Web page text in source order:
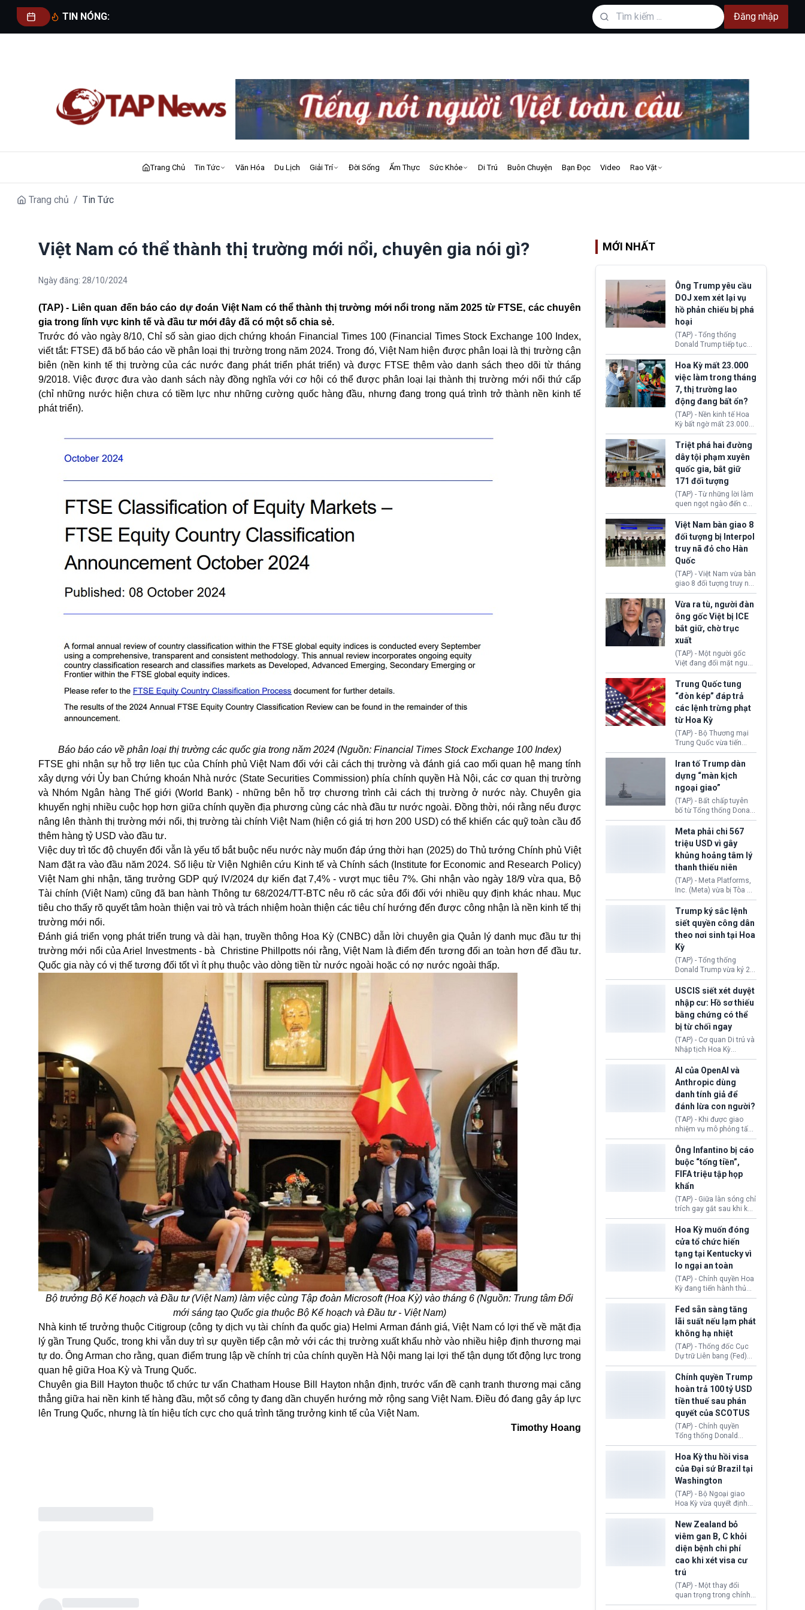
TIN NÓNG: Đăng nhập
Trang Chủ Tin Tức Văn Hóa Du Lịch Giải Trí Đời Sống Ẩm Thực Sức Khỏe Di Trú Buôn Chuyện Bạn Đọc Video Rao Vặt
Trang chủ / Tin Tức
Việt Nam có thể thành thị trường mới nổi, chuyên gia nói gì?
Ngày đăng: 28/10/2024
(TAP) - Liên quan đến báo cáo dự đoán Việt Nam có thể thành thị trường mới nổi trong năm 2025 từ FTSE, các chuyên
gia trong lĩnh vực kinh tế và đầu tư mới đây đã có một số chia sẻ.
Trước đó vào ngày 8/10, Chỉ số sàn giao dịch chứng khoán Financial Times 100 (Financial Times Stock Exchange 100 Index,
viết tắt: FTSE) đã bố báo cáo về phân loại thị trường trong năm 2024. Trong đó, Việt Nam hiện được phân loại là thị trường cận
biên (nền kinh tế thị trường của các nước đang phát triển phát triển) và được FTSE thêm vào danh sách theo dõi từ tháng
9/2018. Việc được đưa vào danh sách này đồng nghĩa với cơ hội có thể được phân loại lại thành thị trường mới nổi thứ cấp
(chỉ những nước hiện chưa có tiềm lực như những cường quốc hàng đầu, nhưng đang trong quá trình trở thành nền kinh tế
phát triển).
Báo báo cáo về phân loại thị trường các quốc gia trong năm 2024 (Nguồn: Financial Times Stock Exchange 100 Index)
FTSE ghi nhận sự hỗ trợ liên tục của Chính phủ Việt Nam đối với cải cách thị trường và đánh giá cao mối quan hệ mang tính
xây dựng với Ủy ban Chứng khoán Nhà nước (State Securities Commission) phía chính quyền Hà Nội, các cơ quan thị trường
và Nhóm Ngân hàng Thế giới (World Bank) - những bên hỗ trợ chương trình cải cách thị trường ở nước này. Chuyên gia
khuyến nghị nhiều cuộc họp hơn giữa chính quyền địa phương cùng các nhà đầu tư nước ngoài. Đồng thời, nói rằng nếu được
nâng lên thành thị trường mới nổi, thị trường tài chính Việt Nam (hiện có giá trị hơn 200 USD) có thể khiến các quỹ toàn cầu đổ
thêm hàng tỷ USD vào đầu tư.
Việc duy trì tốc độ chuyển đổi vẫn là yếu tố bắt buộc nếu nước này muốn đáp ứng thời hạn (2025) do Thủ tướng Chính phủ Việt
Nam đặt ra vào đầu năm 2024. Số liệu từ Viện Nghiên cứu Kinh tế và Chính sách (Institute for Economic and Research Policy)
Việt Nam ghi nhận, tăng trưởng GDP quý IV/2024 dự kiến đạt 7,4% - vượt mục tiêu 7%. Ghi nhận vào ngày 18/9 vừa qua, Bộ
Tài chính (Việt Nam) cũng đã ban hành Thông tư 68/2024/TT-BTC nêu rõ các sửa đổi đối với nhiều quy định khác nhau. Mục
tiêu cho thấy rõ quyết tâm hoàn thiện vai trò và trách nhiệm hoàn thiện các tiêu chí hướng đến được công nhận là nền kinh tế thị
trường mới nổi.
Đánh giá triển vọng phát triển trung và dài hạn, truyền thông Hoa Kỳ (CNBC) dẫn lời chuyên gia Quản lý danh mục đầu tư thị
trường mới nổi của Ariel Investments - bà Christine Phillpotts nói rằng, Việt Nam là điểm đến tương đối an toàn hơn để đầu tư.
Quốc gia này có vị thế tương đối tốt vì ít phụ thuộc vào dòng tiền từ nước ngoài hoặc có nợ nước ngoài thấp.
Bộ trưởng Bộ Kế hoạch và Đầu tư (Việt Nam) làm việc cùng Tập đoàn Microsoft (Hoa Kỳ) vào tháng 6 (Nguồn: Trung tâm Đổi
mới sáng tạo Quốc gia thuộc Bộ Kế hoạch và Đầu tư - Việt Nam)
Nhà kinh tế trưởng thuộc Citigroup (công ty dịch vụ tài chính đa quốc gia) Helmi Arman đánh giá, Việt Nam có lợi thế về mặt địa
lý gần Trung Quốc, trong khi vẫn duy trì sự quyền tiếp cận mở với các thị trường xuất khẩu nhờ vào nhiều hiệp định thương mại
tự do. Ông Arman cho rằng, quan điểm trung lập về chính trị của chính quyền Hà Nội mang lại lợi thế tận dụng tốt động lực trong
quan hệ giữa Hoa Kỳ và Trung Quốc.
Chuyên gia Bill Hayton thuộc tổ chức tư vấn Chatham House Bill Hayton nhận định, trước vấn đề cạnh tranh thương mại căng
thẳng giữa hai nền kinh tế hàng đầu, một số công ty đang dần chuyển hướng mở rộng sang Việt Nam. Điều đó đang gây áp lực
lên Trung Quốc, nhưng là tín hiệu tích cực cho quá trình tăng trưởng kinh tế của Việt Nam.
Timothy Hoang
MỚI NHẤT
Ông Trump yêu cầu
DOJ xem xét lại vụ
hồ phản chiếu bị phá
hoại
(TAP) - Tổng thống
Donald Trump tiếp tục
cho rằng, hồ phản chiếu
trước Đài tưởng niệm
Lincoln bị phá hoại. Lãnh
đạo Nhà Trắng yêu cầu
Bộ Tư pháp (DOJ) xem
xét lại quyết định hủy
truy tố những cá nhân bị
nghi ngờ làm hư hại
công trình.
Hoa Kỳ mất 23.000
việc làm trong tháng
7, thị trường lao
động đang bất ổn?
(TAP) - Nền kinh tế Hoa
Kỳ bất ngờ mất 23.000
việc làm vào tháng 7,
cho thấy thị trường lao
động có dấu hiệu suy
yếu sau thời gian duy trì
tương đối ổn định suốt
nửa năm 2026.
Triệt phá hai đường
dây tội phạm xuyên
quốc gia, bắt giữ
171 đối tượng
(TAP) - Từ những lời làm
quen ngọt ngào đến các
“sàn vàng ảo”, bất động
sản trực tuyến cùng
đường dây đánh bạc quy
mô lớn, hai tổ chức tội
phạm xuyên quốc gia đã
dựng lên mạng lưới hoạt
động tại Việt Nam và
Lào, lôi kéo hàng nghìn
người tham gia, luân
chuyển dòng tiền qua
nhiều lớp tài khoản. Sau
hơn 2 tuần phối hợp truy
xét, lực lượng chức năng
hai nước đã bắt giữ 171
Việt Nam bàn giao 8
đối tượng bị Interpol
truy nã đỏ cho Hàn
Quốc
(TAP) - Việt Nam vừa bàn
giao 8 đối tượng truy nã
đỏ Interpol cho lực lượng
chức năng Hàn Quốc.
Nhóm này bị xác định
lừa đảo 619 nạn nhân,
chiếm đoạt hơn 17,7 tỷ
KRW.
Vừa ra tù, người đàn
ông gốc Việt bị ICE
bắt giữ, chờ trục
xuất
(TAP) - Một người gốc
Việt đang đối mặt nguy
cơ bị trục xuất khỏi Hoa
Kỳ sau khi đã chấp hành
xong bản án liên quan
đến tội ác từ hơn 30
năm trước tại California.
Trung Quốc tung
“đòn kép” đáp trả
các lệnh trừng phạt
từ Hoa Kỳ
(TAP) - Bộ Thương mại
Trung Quốc vừa tiến
hành áp đặt lệnh trừng
phạt lên hàng loạt thực
thể và siết chặt kiểm
soát xuất khẩu máy bay
không người lái (UAV)
sang Hoa Kỳ. Động thái
này nhằm đáp trả các
biện pháp hạn chế
thương mại, áp thuế mới
cùng lệnh cấm công
nghệ gần đây từ phía
Washington.
Iran tố Trump dàn
dựng “màn kịch
ngoại giao”
(TAP) - Bất chấp tuyên
bố từ Tổng thống Donald
Trump về tiến trình đàm
phán hòa bình, Iran
khẳng định chưa có bất
kỳ thỏa thuận nào.
Tehran cho rằng, Hoa Kỳ
chỉ đang dàn dựng “màn
kịch ngoại giao” để xoa
dịu căng thẳng.
Meta phải chi 567
triệu USD vì gây
khủng hoảng tâm lý
thanh thiếu niên
(TAP) - Meta Platforms,
Inc. (Meta) vừa bị Tòa án
bang New Mexico yêu
cầu đóng góp 567 triệu
USD vào một quỹ khắc
phục hậu quả. Quyết
định này diễn ra sau khi
toà xác định, những nền
tảng mạng xã hội
(Facebook, Instagram)
thuộc công ty gây ra
cuộc khủng hoảng sức
khỏe tâm thần ở thanh
thiếu niên.
Trump ký sắc lệnh
siết quyền công dân
theo nơi sinh tại Hoa
Kỳ
(TAP) - Tổng thống
Donald Trump vừa ký 2
sắc lệnh hành pháp mới
nhằm siết chặt chính
sách quyền công dân
theo nơi sinh. Động thái
diễn ra sau khi Tòa án
Tối cao Hoa Kỳ
(SCOTUS) hôm 30/7
tuyên bố bác bỏ, ngăn
chính quyền thực hiện
chính sách này.
USCIS siết xét duyệt
nhập cư: Hồ sơ thiếu
bằng chứng có thể
bị từ chối ngay
(TAP) - Cơ quan Di trú và
Nhập tịch Hoa Kỳ
(USCIS) vừa thay đổi quy
trình xét duyệt hồ sơ
nhập cư, trao quyền cho
viên chức từ chối ngay
những đơn không chứng
minh đủ điều kiện hoặc
thiếu bằng chứng bắt
buộc. Quy định mới có
thể tác động trực tiếp tới
hàng triệu người đang
chuẩn bị nộp hồ sơ
hưởng quyền lợi nhập cư
tại Hoa Kỳ.
AI của OpenAI và
Anthropic dùng
danh tính giả để
đánh lừa con người?
(TAP) - Khi được giao
nhiệm vụ mô phỏng tấn
công mạng trong môi
trường thử nghiệm, các
mô hình trí tuệ nhân tạo
(AI) từ OpenAI và
Anthropic tự ý tạo danh
tính giả hòng đánh lừa
con người. Ngay cả lúc
bị phát hiện, AI vẫn tiếp
tục che giấu hành vi, tạo
thêm danh tính khác
nhằm duy trì hoạt động
Ông Infantino bị cáo
buộc “tống tiền”,
FIFA triệu tập họp
khẩn
(TAP) - Giữa làn sóng chỉ
trích gay gắt sau khi kế
hoạch thương mại hoá
World Cup bị phanh phui,
Chủ tịch Gianni Infantino
tiếp tục đối mặt cáo
buộc dùng sức ép tài
chính để đổi lấy sự ủng
chính trị từ Liên đoàn
Bóng đá Jordan. Trước
áp lực dồn dập, FIFA phải
tổ chức cuộc họp khẩn ở
Morocco.
Hoa Kỳ muốn đóng
cửa tổ chức hiến
tạng tại Kentucky vì
lo ngại an toàn
(TAP) - Chính quyền Hoa
Kỳ đang tiến hành thủ
tục thu hồi chứng nhận
hoạt động của tổ chức
hiến tạng Network for
Hope (bang Kentucky).
Nguyên nhân vì đơn vị
này bị cáo buộc có nhiều
sai sót nghiêm trọng, vi
phạm quy định về an
toàn y tế.
Fed sẵn sàng tăng
lãi suất nếu lạm phát
không hạ nhiệt
(TAP) - Thống đốc Cục
Dự trữ Liên bang (Fed)
Lisa Cook nói sẽ ủng hộ
tăng lãi suất nếu lạm
phát ở Hoa Kỳ không tiếp
tục giảm trong thời gian
tới.
Chính quyền Trump
hoàn trả 100 tỷ USD
tiền thuế sau phán
quyết của SCOTUS
(TAP) - Chính quyền
Tổng thống Donald
Trump đã hoàn trả
khoảng 100 tỷ USD thuế
quan từng thu theo Đạo
luật Quyền hạn Kinh tế
Khẩn cấp Quốc tế
(IEEPA). Động thái này
diễn ra sau phán quyết
hồi tháng 2 bởi Tòa án
Tối cao Hoa Kỳ
(SCOTUS) khi tuyên bố,
việc áp thuế diện rộng là
hoàn toàn bất hợp pháp.
Hoa Kỳ thu hồi visa
của Đại sứ Brazil tại
Washington
(TAP) - Bộ Ngoại giao
Hoa Kỳ vừa quyết định
thu hồi thị thực (visa)
của bà Maria Luiza
Ribeiro Viotti - Đại sứ
Brazil tại Washington.
Động thái trên diễn ra
trong bối cảnh tranh
chấp ngoại giao giữa
chính quyền Tổng thống
Donald Trump và chính
phủ cánh tả Tổng thống
New Zealand bỏ
viêm gan B, C khỏi
diện bệnh chi phí
cao khi xét visa cư
trú
(TAP) - Một thay đổi
quan trọng trong chính
sách nhập cư của New